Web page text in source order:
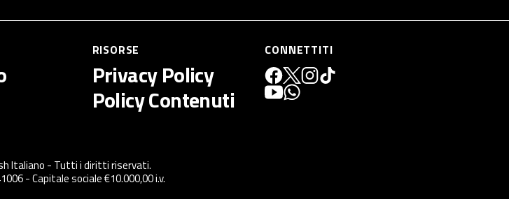
RISORSE
Privacy Policy
Policy Contenuti
CONNETTITI
Italiano - Tutti i diritti riservati.
- Capitale sociale €10.000,00 i.v.